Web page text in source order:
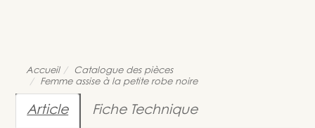
Accueil
Catalogue des pièces
Femme assise à la petite robe noire
Article Fiche Technique